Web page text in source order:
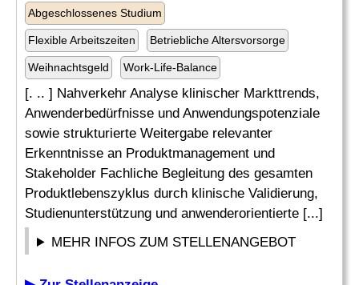
Abgeschlossenes Studium
Flexible Arbeitszeiten Betriebliche Altersvorsorge
Weihnachtsgeld Work-Life-Balance
[. .. ] Nahverkehr Analyse klinischer Markttrends,
Anwenderbedürfnisse und Anwendungspotenziale
sowie strukturierte Weitergabe relevanter
Erkenntnisse an Produktmanagement und
Stakeholder Fachliche Begleitung des gesamten
Produktlebenszyklus durch klinische Validierung,
Studienunterstützung und anwenderorientierte [...]
MEHR INFOS ZUM STELLENANGEBOT